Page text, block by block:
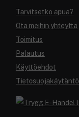
Tarvitsetko apua?
Ota meihin yhteyttä
Toimitus
Palautus
Käyttöehdot
Tietosuojakäytäntö